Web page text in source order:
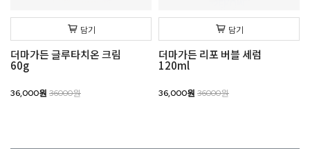
담기
더마가든 글루타치온 크림
60g
36,000원 36000원
담기
더마가든 리포 버블 세럼
120ml
36,000원 36000원